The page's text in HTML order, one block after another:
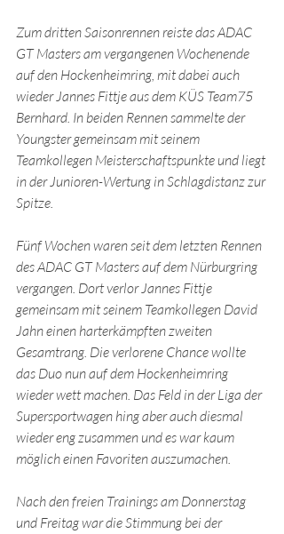
Zum dritten Saisonrennen reiste das ADAC
GT Masters am vergangenen Wochenende
auf den Hockenheimring, mit dabei auch
wieder Jannes Fittje aus dem KÜS Team75
Bernhard. In beiden Rennen sammelte der
Youngster gemeinsam mit seinem
Teamkollegen Meisterschaftspunkte und liegt
in der Junioren-Wertung in Schlagdistanz zur
Spitze.
Fünf Wochen waren seit dem letzten Rennen
des ADAC GT Masters auf dem Nürburgring
vergangen. Dort verlor Jannes Fittje
gemeinsam mit seinem Teamkollegen David
Jahn einen harterkämpften zweiten
Gesamtrang. Die verlorene Chance wollte
das Duo nun auf dem Hockenheimring
wieder wett machen. Das Feld in der Liga der
Supersportwagen hing aber auch diesmal
wieder eng zusammen und es war kaum
möglich einen Favoriten auszumachen.
Nach den freien Trainings am Donnerstag
und Freitag war die Stimmung bei der